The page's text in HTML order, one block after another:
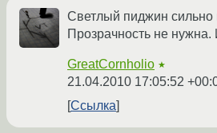
Светлый пиджин сильно
Прозрачность не нужна.
GreatCornholio ★
21.04.2010 17:05:52
Ссылка